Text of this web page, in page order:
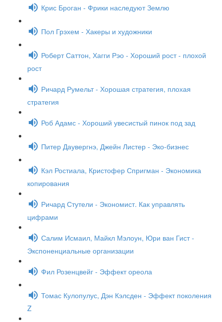
Крис Броган - Фрики наследуют Землю
Пол Грэхем - Хакеры и художники
Роберт Саттон, Хагги Рэо - Хороший рост - плохой
рост
Ричард Румельт - Хорошая стратегия, плохая
стратегия
Роб Адамс - Хороший увесистый пинок под зад
Питер Даувергнэ, Джейн Листер - Эко-бизнес
Кэл Ростиала, Кристофер Спригман - Экономика
копирования
Ричард Стутели - Экономист. Как управлять
цифрами
Салим Исмаил, Майкл Мэлоун, Юри ван Гист -
Экспоненциальные организации
Фил Розенцвейг - Эффект ореола
Томас Кулопулус, Дэн Кэлсден - Эффект поколения
Z